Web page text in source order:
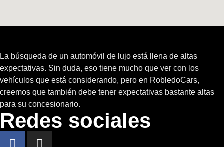
La búsqueda de un automóvil de lujo está llena de altas
expectativas. Sin duda, eso tiene mucho que ver con los
vehículos que está considerando, pero en RobledoCars,
creemos que también debe tener expectativas bastante altas
para su concesionario.
Redes sociales